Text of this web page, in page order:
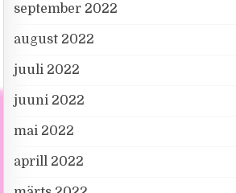
september 2022
august 2022
juuli 2022
juuni 2022
mai 2022
aprill 2022